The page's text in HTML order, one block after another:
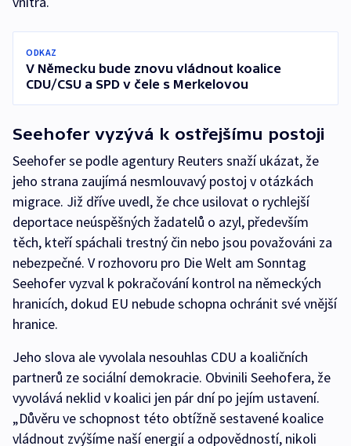
ODKAZ
V Německu bude znovu vládnout koalice
CDU/CSU a SPD v čele s Merkelovou
Seehofer vyzývá k ostřejšímu postoji
Seehofer se podle agentury Reuters snaží ukázat, že
jeho strana zaujímá nesmlouvavý postoj v otázkách
migrace. Již dříve uvedl, že chce usilovat o rychlejší
deportace neúspěšných žadatelů o azyl, především
těch, kteří spáchali trestný čin nebo jsou považováni za
nebezpečné. V rozhovoru pro Die Welt am Sonntag
Seehofer vyzval k pokračování kontrol na německých
hranicích, dokud EU nebude schopna ochránit své vnější
hranice.
Jeho slova ale vyvolala nesouhlas CDU a koaličních
partnerů ze sociální demokracie. Obvinili Seehofera, že
vyvolává neklid v koalici jen pár dní po jejím ustavení.
„Důvěru ve schopnost této obtížně sestavené koalice
vládnout zvýšíme naší energií a odpovědností, nikoli